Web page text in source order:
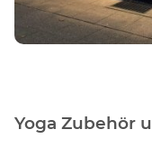
Yoga Zubehör